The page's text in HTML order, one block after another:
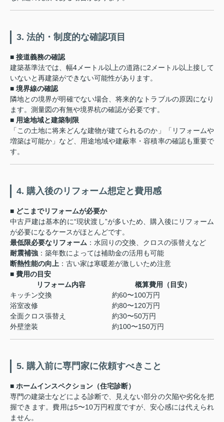
3. 法的・制度的な確認項目
■ 接道義務の確認
建築基準法では、幅4メートル以上の道路に2メートル以上接して
いないと再建築ができない可能性があります。
■ 境界線の確認
隣地との境界が明確でない場合、将来的なトラブルの原因になり
ます。測量図の有無や境界杭の確認が必要です。
■ 用途地域と建築制限
「この土地に将来どんな建物が建てられるのか」「リフォームや
増築は可能か」など、用途地域や建蔽率・容積率の確認も重要で
す。
4. 購入後のリフォーム想定と費用感
■ どこまでリフォームが必要か
中古戸建は基本的に“現状渡し”が多いため、購入後にリフォーム
が必要になるケースがほとんどです。
最低限必要なリフォーム ：水回りの交換、クロスの張替えなど
耐震補強 ：築年数によっては補助金の活用も可能
断熱性能の向上 ：古い家は寒暖差が激しいため注意
■ 費用の目安
リフォーム内容
概算費用（目安）
キッチン交換
約60〜100万円
浴室改修
約80〜120万円
全面クロス張替え
約30〜50万円
外壁塗装
約100〜150万円
5. 購入前に専門家に依頼すべきこと
■ ホームインスペクション（住宅診断）
専門の建築士などによる診断で、見えない部分の欠陥や劣化を把
握できます。費用は5〜10万円程度ですが、安心感には代えられ
ません。